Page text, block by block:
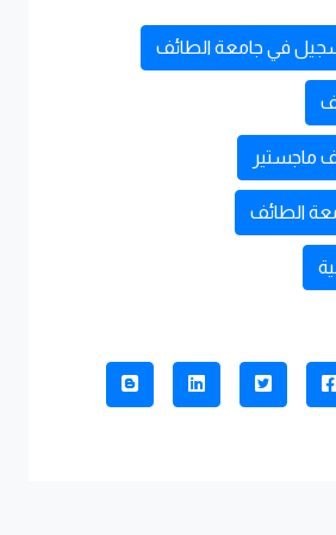
في جامعة الطائف
ماجستير
الطائف